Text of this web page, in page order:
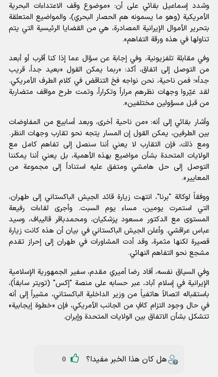
وشدد إسماعيل بقائي على أن: «موضوع وقف الاعتداءات البحرية
الأمريكية (وهو ما يسمونه هم الحصار البحري)، والمواضيع المتعلقة
بتحرير الأموال الإيرانية المصادرة، هي من القضايا الرئيسية التي يتم
تناولها في هذه ورقة التفاهم».
وفي مقابلة تلفزيونية، وفي إجابة عن سؤال عما إذا كنا أقرب أو أبعد
من التوصل إلى اتفاق، أكد: «ربما يمكن القول «بعيد جداً، قريب
جداً»؛ فمن ناحية، نحن نواجه فخ التناقض في كلام الطرف الأمريكي.
لقد غيّروا وجهات نظرهم مراراً وتكراراً، وتمت طرح مواقف متضاربة
من قبل مسؤولين مختلفين».
وأشار بقائي إلى أنه: «من ناحية أخرى، وبعد أسابيع من المفاوضات
بين الطرفين، يمكن القول إن المسار يتجه نحو تقارب وجهات النظر.
ومع ذلك، فإن التقارب لا يعني أننا سنصل إلى تفاهم كامل مع
الولايات المتحدة بشأن مواضيع بهذه الأهمية، بل يعني أننا يمكننا
التوصل إلى حل هامشي ومتفق عليه استناداً إلى مجموعة من
المعايير».
ووفقاً لوكالة "برنا"، انتهت زيارة قائد الجيش الباكستاني إلى طهران،
التي استمرت يومين، مساء يوم السبت. وأجرى لقاءات رفيعة
المستوى مع الدكتور مسعود پزشکیان، ومحمدباقر قاليباف، وسيد
عباس عراقشي. وأعلن الجيش الباكستاني في بيان أن هذه كانت زيارة
قصيرة لكنها مثمرة، وقد أدت المشاورات في طهران إلى إحراز تقدم
مشجع نحو التفاهم النهائي.
وفي السياق نفسه، أفاد رضا أميري مقدم، سفير الجمهورية الإسلامية
الإيرانية في إسلام آباد، عبر حسابه على منصة "إكس" (تويتر سابقاً)،
باستقباله اتصالاً هاتفياً من وزير الداخلية الباكستاني، مشيراً إلى أنه
في حال وجود التزام كافٍ من الجانب الأمريكي، فإن «خطوة إيجابية»
تتشكل بشأن الاتفاق بين الولايات المتحدة وإيران.
هل كان هذا الخبر مفيدا؟ 0